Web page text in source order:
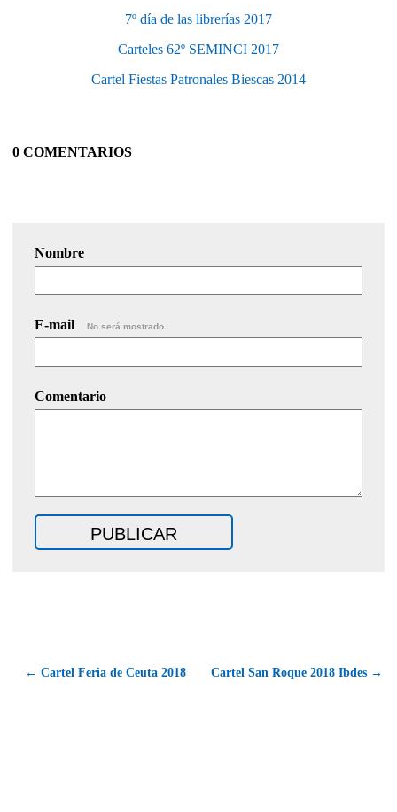
7º día de las librerías 2017
Carteles 62º SEMINCI 2017
Cartel Fiestas Patronales Biescas 2014
0 COMENTARIOS
Nombre
E-mail No será mostrado.
Comentario
← Cartel Feria de Ceuta 2018 Cartel San Roque 2018 Ibdes →